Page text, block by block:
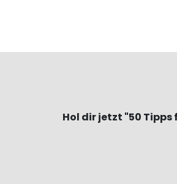
Hol dir jetzt "50